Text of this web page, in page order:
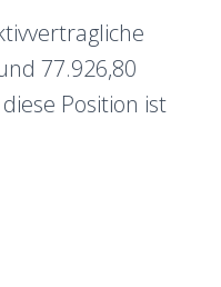
77.926,80
Position ist